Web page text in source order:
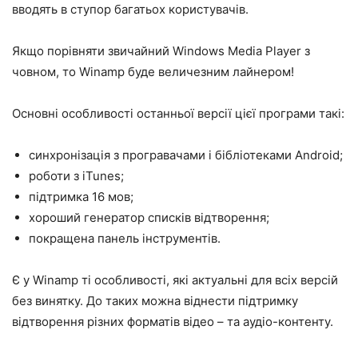
вводять в ступор багатьох користувачів.
Якщо порівняти звичайний Windows Media Player з
човном, то Winamp буде величезним лайнером!
Основні особливості останньої версії цієї програми такі:
синхронізація з програвачами і бібліотеками Android;
роботи з iTunes;
підтримка 16 мов;
хороший генератор списків відтворення;
покращена панель інструментів.
Є у Winamp ті особливості, які актуальні для всіх версій
без винятку. До таких можна віднести підтримку
відтворення різних форматів відео – та аудіо-контенту.